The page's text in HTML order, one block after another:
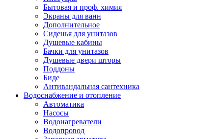
Бытовая и проф. химия
Экраны для ванн
Дополнительное
Сиденья для унитазов
Душевые кабины
Бачки для унитазов
Душевые двери шторы
Поддоны
Биде
Антивандальная сантехника
Водоснабжение и отопление
Автоматика
Насосы
Водонагреватели
Водопровод